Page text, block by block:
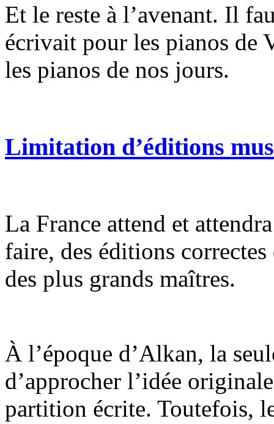
Et le reste à l’avenant. Il
écrivait pour les pianos de
les pianos de nos jours.
Limitation d’éditions
La France attend et
faire, des éditions
des plus grands maîtres.
À l’époque d’Alkan, la
d’approcher l’idée
partition écrite. Toutefois,